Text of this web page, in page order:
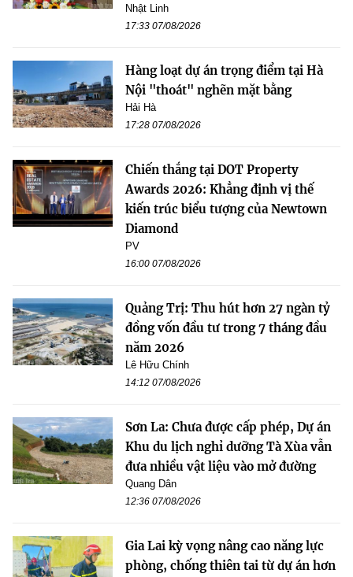
Nhật Linh
17:33 07/08/2026
Hàng loạt dự án trọng điểm tại Hà
Nội "thoát" nghẽn mặt bằng
Hải Hà
17:28 07/08/2026
Chiến thắng tại DOT Property
Awards 2026: Khẳng định vị thế
kiến trúc biểu tượng của Newtown
Diamond
PV
16:00 07/08/2026
Quảng Trị: Thu hút hơn 27 ngàn tỷ
đồng vốn đầu tư trong 7 tháng đầu
năm 2026
Lê Hữu Chính
14:12 07/08/2026
Sơn La: Chưa được cấp phép, Dự án
Khu du lịch nghỉ dưỡng Tà Xùa vẫn
đưa nhiều vật liệu vào mở đường
Quang Dân
12:36 07/08/2026
Gia Lai kỳ vọng nâng cao năng lực
phòng, chống thiên tai từ dự án hơn